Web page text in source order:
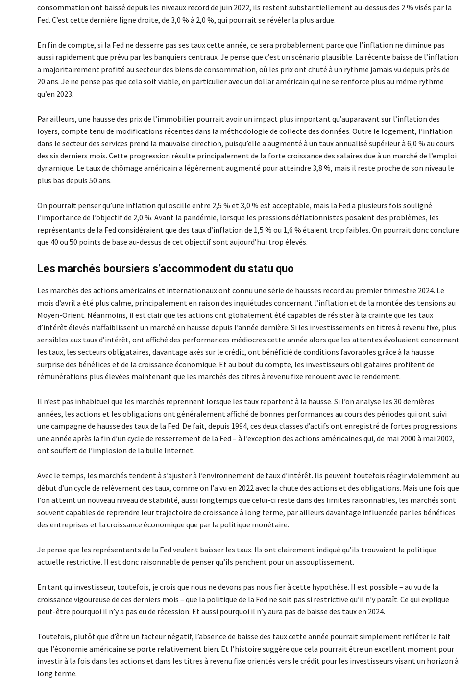
consommation ont baissé depuis les niveaux record de juin 2022, ils restent substantiellement au-dessus des 2 % visés par la
Fed. C’est cette dernière ligne droite, de 3,0 % à 2,0 %, qui pourrait se révéler la plus ardue.
En fin de compte, si la Fed ne desserre pas ses taux cette année, ce sera probablement parce que l’inflation ne diminue pas
aussi rapidement que prévu par les banquiers centraux. Je pense que c’est un scénario plausible. La récente baisse de l’inflation
a majoritairement profité au secteur des biens de consommation, où les prix ont chuté à un rythme jamais vu depuis près de
20 ans. Je ne pense pas que cela soit viable, en particulier avec un dollar américain qui ne se renforce plus au même rythme
qu’en 2023.
Par ailleurs, une hausse des prix de l’immobilier pourrait avoir un impact plus important qu’auparavant sur l’inflation des
loyers, compte tenu de modifications récentes dans la méthodologie de collecte des données. Outre le logement, l’inflation
dans le secteur des services prend la mauvaise direction, puisqu’elle a augmenté à un taux annualisé supérieur à 6,0 % au cours
des six derniers mois. Cette progression résulte principalement de la forte croissance des salaires due à un marché de l’emploi
dynamique. Le taux de chômage américain a légèrement augmenté pour atteindre 3,8 %, mais il reste proche de son niveau le
plus bas depuis 50 ans.
On pourrait penser qu’une inflation qui oscille entre 2,5 % et 3,0 % est acceptable, mais la Fed a plusieurs fois souligné
l’importance de l’objectif de 2,0 %. Avant la pandémie, lorsque les pressions déflationnistes posaient des problèmes, les
représentants de la Fed considéraient que des taux d’inflation de 1,5 % ou 1,6 % étaient trop faibles. On pourrait donc conclure
que 40 ou 50 points de base au-dessus de cet objectif sont aujourd’hui trop élevés.
Les marchés boursiers s’accommodent du statu quo
Les marchés des actions américains et internationaux ont connu une série de hausses record au premier trimestre 2024. Le
mois d’avril a été plus calme, principalement en raison des inquiétudes concernant l’inflation et de la montée des tensions au
Moyen-Orient. Néanmoins, il est clair que les actions ont globalement été capables de résister à la crainte que les taux
d’intérêt élevés n’affaiblissent un marché en hausse depuis l’année dernière. Si les investissements en titres à revenu fixe, plus
sensibles aux taux d’intérêt, ont affiché des performances médiocres cette année alors que les attentes évoluaient concernant
les taux, les secteurs obligataires, davantage axés sur le crédit, ont bénéficié de conditions favorables grâce à la hausse
surprise des bénéfices et de la croissance économique. Et au bout du compte, les investisseurs obligataires profitent de
rémunérations plus élevées maintenant que les marchés des titres à revenu fixe renouent avec le rendement.
Il n’est pas inhabituel que les marchés reprennent lorsque les taux repartent à la hausse. Si l’on analyse les 30 dernières
années, les actions et les obligations ont généralement affiché de bonnes performances au cours des périodes qui ont suivi
une campagne de hausse des taux de la Fed. De fait, depuis 1994, ces deux classes d’actifs ont enregistré de fortes progressions
une année après la fin d’un cycle de resserrement de la Fed – à l’exception des actions américaines qui, de mai 2000 à mai 2002,
ont souffert de l’implosion de la bulle Internet.
Avec le temps, les marchés tendent à s’ajuster à l’environnement de taux d’intérêt. Ils peuvent toutefois réagir violemment au
début d’un cycle de relèvement des taux, comme on l’a vu en 2022 avec la chute des actions et des obligations. Mais une fois que
l’on atteint un nouveau niveau de stabilité, aussi longtemps que celui-ci reste dans des limites raisonnables, les marchés sont
souvent capables de reprendre leur trajectoire de croissance à long terme, par ailleurs davantage influencée par les bénéfices
des entreprises et la croissance économique que par la politique monétaire.
Je pense que les représentants de la Fed veulent baisser les taux. Ils ont clairement indiqué qu’ils trouvaient la politique
actuelle restrictive. Il est donc raisonnable de penser qu’ils penchent pour un assouplissement.
En tant qu’investisseur, toutefois, je crois que nous ne devons pas nous fier à cette hypothèse. Il est possible – au vu de la
croissance vigoureuse de ces derniers mois – que la politique de la Fed ne soit pas si restrictive qu’il n’y paraît. Ce qui explique
peut-être pourquoi il n’y a pas eu de récession. Et aussi pourquoi il n’y aura pas de baisse des taux en 2024.
Toutefois, plutôt que d’être un facteur négatif, l’absence de baisse des taux cette année pourrait simplement refléter le fait
que l’économie américaine se porte relativement bien. Et l’histoire suggère que cela pourrait être un excellent moment pour
investir à la fois dans les actions et dans les titres à revenu fixe orientés vers le crédit pour les investisseurs visant un horizon à
long terme.